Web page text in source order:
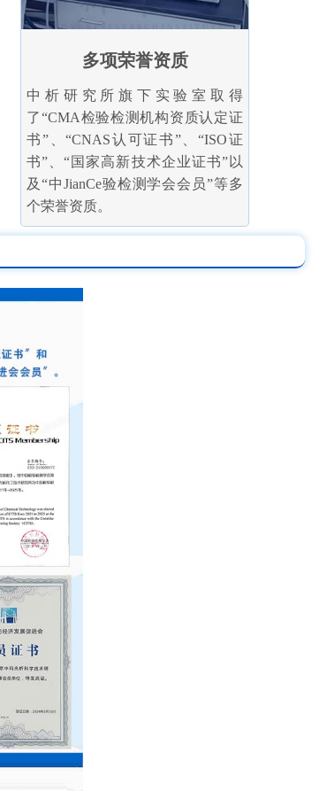
多项荣誉资质
中析研究所旗下实验室取得
了“CMA检验检测机构资质认定证
书”、“CNAS认可证书”、“ISO证
书”、“国家高新技术企业证书”以
及“中JianCe验检测学会会员”等多
个荣誉资质。